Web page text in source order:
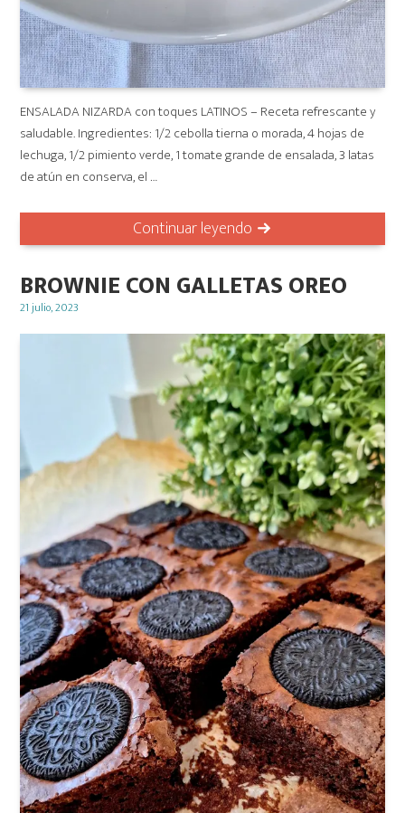
ENSALADA NIZARDA con toques LATINOS – Receta refrescante y
saludable. Ingredientes: 1/2 cebolla tierna o morada, 4 hojas de
lechuga, 1/2 pimiento verde, 1 tomate grande de ensalada, 3 latas
de atún en conserva, el …
Continuar leyendo
BROWNIE CON GALLETAS OREO
Posted
21 julio, 2023